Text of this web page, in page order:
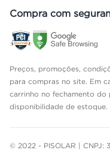
Compra com
Preços, promoções,
para compras no site. Em
carrinho no fechamento do
disponibilidade de estoque.
© 2022 - PISOLAR | CNPJ: